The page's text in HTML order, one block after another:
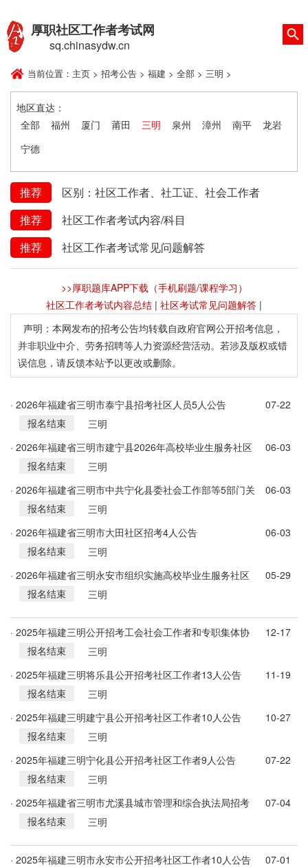
厚职社区工作者考试网
sq.chinasydw.cn
当前位置： 主页 > 招考公告 > 福建 > 全部 > 三明 >
地区直达：
全部
福州 厦门 莆田 三明 泉州 漳州 南平
龙岩
宁德
推荐
区别：社区工作者、社工证、社会工作者
推荐
社区工作者考试内容/科目
推荐
社区工作者考试常见问题解答
>>厚职题库APP下载（手机刷题/课程学习）
社区工作者考试内容总结 | 社区考试常见问题解答 |
声明：本网发布的招考公告均转载自政府官网公开招考信息，
并非职业中介、劳务招聘等人力资源经营活动。若涉及版权或错
误信息，请反馈本站予以更改或删除。
· 2026年福建省三明市泰宁县招考社区人员5人公告
07-22
报名结束
三明
· 2026年福建省三明市建宁县2026年高校毕业生服务社区
招3人公告
06-03
报名结束
三明
· 2026年福建省三明市中共宁化县委社会工作部等5部门关
于组织实施高校毕业生服务社区计划4人公告
06-03
报名结束
三明
· 2026年福建省三明市大田社区招考4人公告
06-03
报名结束
三明
· 2026年福建省三明永安市组织实施高校毕业生服务社区
计划的招募考核方案
05-29
报名结束
三明
· 2025年福建三明公开招考工会社会工作者和专职集体协
商指导员21人公告
12-17
报名结束
三明
· 2025年福建三明将乐县公开招考社区工作者13人公告
11-19
报名结束
三明
· 2025年福建三明建宁县公开招考社区工作者10人公告
10-27
报名结束
三明
· 2025年福建三明宁化县公开招考社区工作者9人公告
07-22
报名结束
三明
· 2025年福建省三明市尤溪县城市管理和综合执法局招考
10名城市管理协管人员公告
07-04
报名结束
三明
· 2025年福建三明市永安市公开招考社区工作者10人公告
07-01